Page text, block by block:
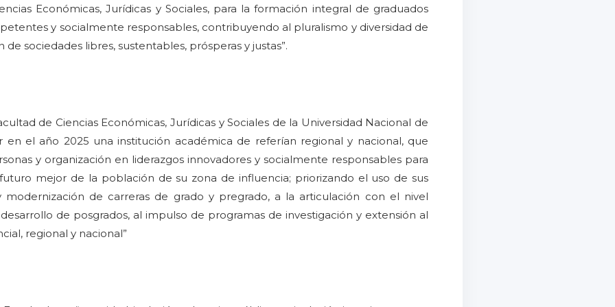
Económicas, Jurídicas y Sociales, para la formación integral de graduados
y socialmente responsables, contribuyendo al pluralismo y diversidad de
sociedades libres, sustentables, prósperas y justas”.
de Ciencias Económicas, Jurídicas y Sociales de la Universidad Nacional de
en el año 2025 una institución académica de referían regional y nacional, que
y organización en liderazgos innovadores y socialmente responsables para
mejor de la población de su zona de influencia; priorizando el uso de sus
modernización de carreras de grado y pregrado, a la articulación con el nivel
de posgrados, al impulso de programas de investigación y extensión al
regional y nacional”